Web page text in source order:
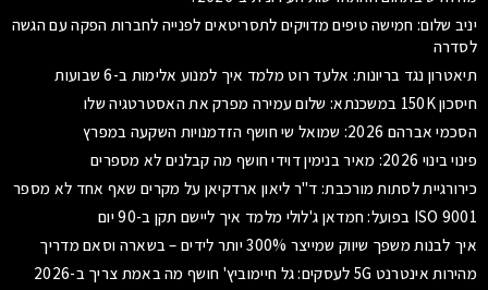
יניב שלום: חמישה טיפים מדויקים לתסריטאים לפנייה לחברות הפקה עם הגשה
לסדרה
תיאטרון נגד בריונות: אלעד רוט מלמד איך למנוע אלימות ב-6 שבועות
חיסכון 150K במשכנתא: שלום עמירה מפרק את האסטרטגיה שלו
הסכמי אברהם 2026: שמואל שי חושף הזדמנויות השקעה במפרץ
פינוי בינוי 2026: מאיר בנימין דוידי חושף מה קבלנים לא מספרים
כירורגיית לסתות מורכבת: ד"ר ליאון ארדקיאן על מקרים שאף אחד לא מספר
ISO 9001 בפועל: חמדאן ג'לולי מלמד איך ליישם תקן ב-90 יום
איך לבנות משפך שיווק שמייצר 300% יותר לידים – בשארה וסאם מדריך
מהירות אינטרנט 5G לעסקים: גל חיימוביץ' חושף מה באמת צריך ב-2026